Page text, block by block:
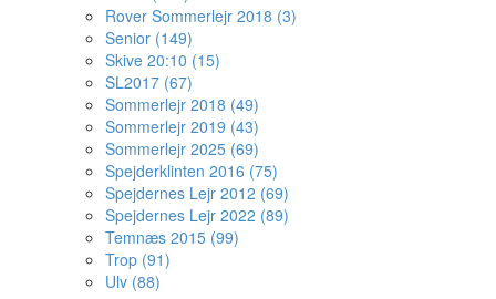
Rover Sommerlejr 2018 (3)
Senior (149)
Skive 20:10 (15)
SL2017 (67)
Sommerlejr 2018 (49)
Sommerlejr 2019 (43)
Sommerlejr 2025 (69)
Spejderklinten 2016 (75)
Spejdernes Lejr 2012 (69)
Spejdernes Lejr 2022 (89)
Temnæs 2015 (99)
Trop (91)
Ulv (88)